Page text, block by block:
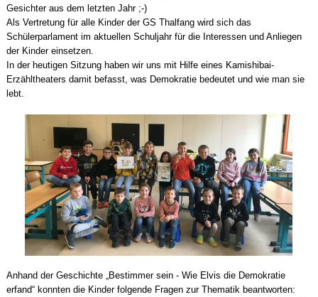
Gesichter aus dem letzten Jahr ;-)
Als Vertretung für alle Kinder der GS Thalfang wird sich das
Schülerparlament im aktuellen Schuljahr für die Interessen und Anliegen
der Kinder einsetzen.
In der heutigen Sitzung haben wir uns mit Hilfe eines Kamishibai-
Erzähltheaters damit befasst, was Demokratie bedeutet und wie man sie
lebt.
Anhand der Geschichte „Bestimmer sein - Wie Elvis die Demokratie
erfand“ konnten die Kinder folgende Fragen zur Thematik beantworten: